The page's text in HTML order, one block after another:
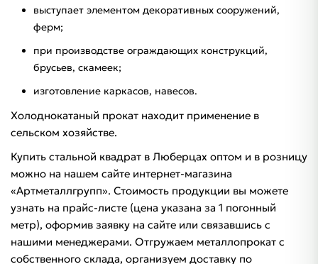
выступает элементом декоративных сооружений,
ферм;
при производстве ограждающих конструкций,
брусьев, скамеек;
изготовление каркасов, навесов.
Холоднокатаный прокат находит применение в
сельском хозяйстве.
Купить стальной квадрат в Люберцах оптом и в розницу
можно на нашем сайте интернет-магазина
«Артметаллгрупп». Стоимость продукции вы можете
узнать на прайс-листе (цена указана за 1 погонный
метр), оформив заявку на сайте или связавшись с
нашими менеджерами. Отгружаем металлопрокат с
собственного склада, организуем доставку по